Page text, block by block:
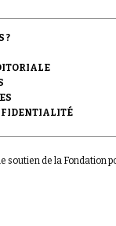
?
de la Fondation